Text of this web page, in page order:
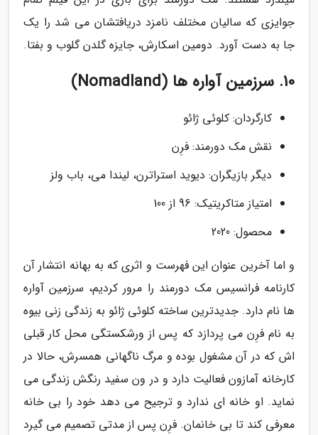
جوایزی که سالیان مختلف نامزد دریافتشان می شد را یک
جا به دست آورد. دومین اسکارش، جایزه گلدن گلوب و بفتا.
10. سرزمین آواره ها (Nomadland)
کارگردان: کلوئی ژائو
نقش مک دورمند: فرِن
دیگر بازیگران: دیوید استراترن، لیندا می، باب ولز
امتیاز متاکریتیک: 96 از 100
محصول: 2020
و اما آخرین عنوان این فهرست و اثری که به بهانه انتشار آن
کارنامه فرانسیس مک دورمند را مرور کردیم، سرزمین آواره
ها نام دارد. جدیدترین ساخته کلوئی ژائو به زندگی زنی بیوه
به نام فرِن می پردازد که پس از ورشکستگی محل کار قبلی
اش که در آن مشغول بوده و مرگ ناگهانی همسرش، حالا در
کارخانه آمازون فعالیت دارد و در ون سفید رنگش زندگی می
نماید. او خانه ای ندارد و ترجیح می دهد خود را بی خانه
معرفی کند تا بی خانمان. فرِن پس از مدتی تصمیم می گیرد